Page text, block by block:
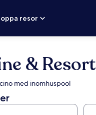
resor
& Resort
med inomhuspool